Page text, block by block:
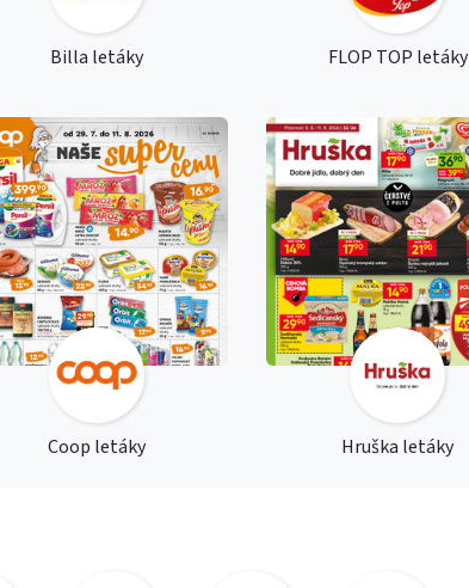
Billa letáky FLOP TOP letáky
Coop letáky Hruška letáky